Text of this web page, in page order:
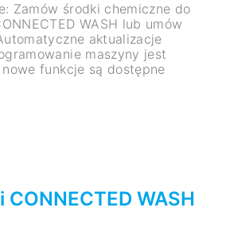
Zamów środki chemiczne do
WASH lub umów
aktualizacje
maszyny jest
funkcje są dostępne
WASH